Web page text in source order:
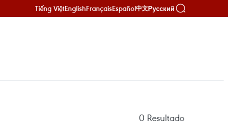
Tiếng ViệtEnglishFrançaisEspañol中文Русский
0 Resultado